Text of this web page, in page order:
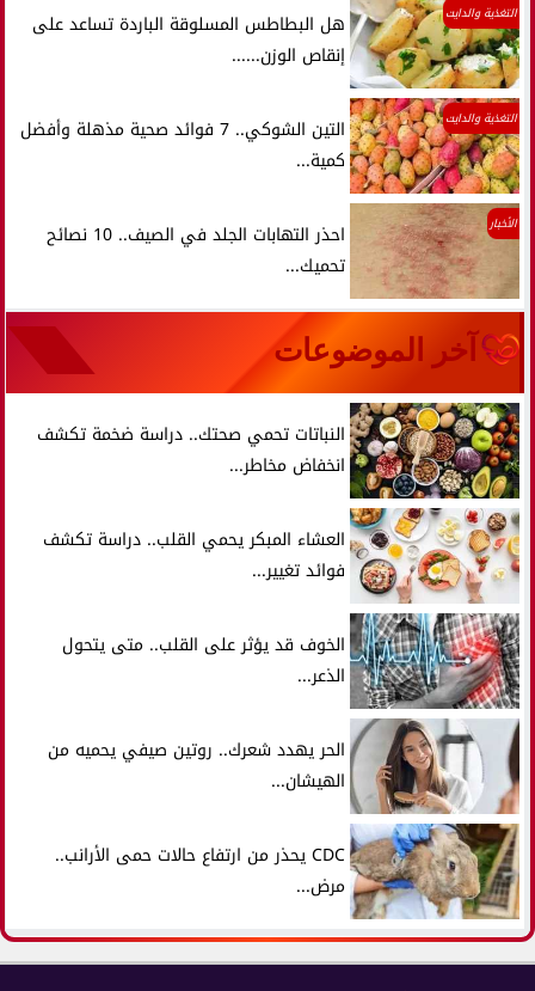
التغذية والدايت
هل البطاطس المسلوقة الباردة تساعد على
إنقاص الوزن......
التغذية والدايت
التين الشوكي.. 7 فوائد صحية مذهلة وأفضل
كمية...
الأخبار
احذر التهابات الجلد في الصيف.. 10 نصائح
تحميك...
آخر الموضوعات
النباتات تحمي صحتك.. دراسة ضخمة تكشف
انخفاض مخاطر...
العشاء المبكر يحمي القلب.. دراسة تكشف
فوائد تغيير...
الخوف قد يؤثر على القلب.. متى يتحول
الذعر...
الحر يهدد شعرك.. روتين صيفي يحميه من
الهيشان...
CDC يحذر من ارتفاع حالات حمى الأرانب..
مرض...